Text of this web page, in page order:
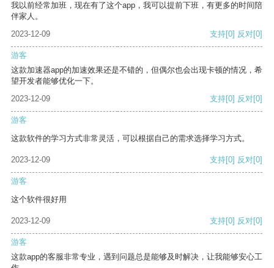
我以前经常加班，现在有了这个app，我可以提前下班，有更多的时间陪
伴家人。
2023-12-09
支持[0] 反对[0]
游客
这款加速器app的加速效果还是不错的，但偶尔也会出现卡顿的情况，希
望开发者能够优化一下。
2023-12-09
支持[0] 反对[0]
游客
这款软件的学习方式非常灵活，可以根据自己的需求选择学习方式。
2023-12-09 支持[0] 反对[0]
游客
这个软件很好用
2023-12-09 支持[0] 反对[0]
游客
这款app的客服非常专业，遇到问题总是能够及时解决，让我能够安心工